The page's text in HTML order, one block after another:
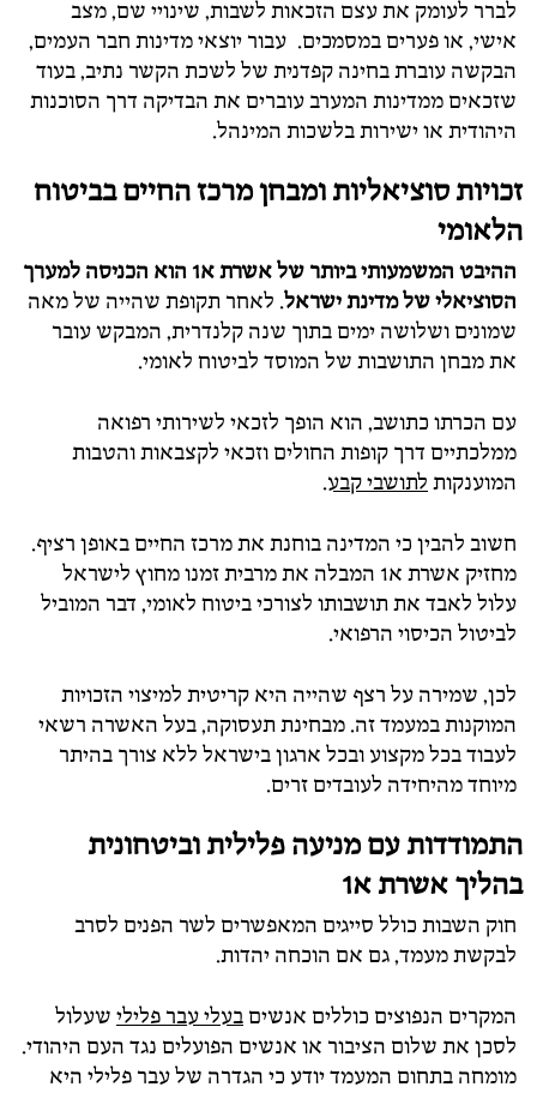
לברר לעומק את עצם הזכאות לשבות, שינויי שם, מצב
אישי, או פערים במסמכים. עבור יוצאי מדינות חבר העמים,
הבקשה עוברת בחינה קפדנית של לשכת הקשר נתיב, בעוד
שזכאים ממדינות המערב עוברים את הבדיקה דרך הסוכנות
היהודית או ישירות בלשכות המינהל.
זכויות סוציאליות ומבחן מרכז החיים בביטוח
הלאומי
ההיבט המשמעותי ביותר של אשרת א1 הוא הכניסה למערך
הסוציאלי של מדינת ישראל. לאחר תקופת שהייה של מאה
שמונים ושלושה ימים בתוך שנה קלנדרית, המבקש עובר
את מבחן התושבות של המוסד לביטוח לאומי.
עם הכרתו כתושב, הוא הופך לזכאי לשירותי רפואה
ממלכתיים דרך קופות החולים וזכאי לקצבאות והטבות
המוענקות לתושבי קבע.
חשוב להבין כי המדינה בוחנת את מרכז החיים באופן רציף.
מחזיק אשרת א1 המבלה את מרבית זמנו מחוץ לישראל
עלול לאבד את תושבותו לצורכי ביטוח לאומי, דבר המוביל
לביטול הכיסוי הרפואי.
לכן, שמירה על רצף שהייה היא קריטית למיצוי הזכויות
המוקנות במעמד זה. מבחינת תעסוקה, בעל האשרה רשאי
לעבוד בכל מקצוע ובכל ארגון בישראל ללא צורך בהיתר
מיוחד מהיחידה לעובדים זרים.
התמודדות עם מניעה פלילית וביטחונית
בהליך אשרת א1
חוק השבות כולל סייגים המאפשרים לשר הפנים לסרב
לבקשת מעמד, גם אם הוכחה יהדות.
המקרים הנפוצים כוללים אנשים בעלי עבר פלילי שעלול
לסכן את שלום הציבור או אנשים הפועלים נגד העם היהודי.
מומחה בתחום המעמד יודע כי הגדרה של עבר פלילי היא